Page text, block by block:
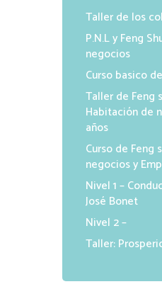
Taller de los
P.N.L y Feng
negocios
Curso basico
Taller de Feng
Habitación de
años
Curso de Feng
negocios y
Nivel 1 –
José Bonet
Nivel 2 –
Taller: